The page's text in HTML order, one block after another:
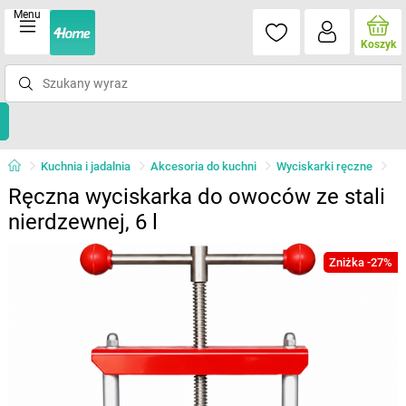
Menu
Koszyk
Kuchnia i jadalnia Akcesoria do kuchni Wyciskarki ręczne
Ręczna wyciskarka do owoców ze stali
nierdzewnej, 6 l
Zniżka -27%